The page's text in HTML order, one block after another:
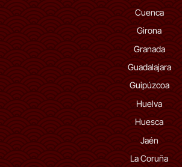
Cuenca
Girona
Granada
Guadalajara
Guipúzcoa
Huelva
Huesca
Jaén
La Coruña